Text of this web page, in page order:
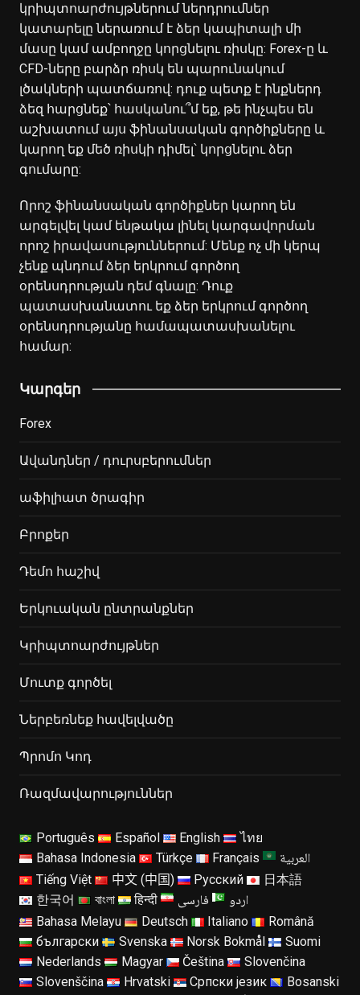
կրիպտոարժույթներում ներդրումներ
կատարելը ներառում է ձեր կապիտալի մի
մասը կամ ամբողջը կորցնելու ռիսկը: Forex-ը և
CFD-ները բարձր ռիսկ են պարունակում
լծակների պատճառով: դուք պետք է ինքներդ
ձեզ հարցնեք՝ հասկանու՞մ եք, թե ինչպես են
աշխատում այս ֆինանսական գործիքները և
կարող եք մեծ ռիսկի դիմել՝ կորցնելու ձեր
գումարը:
Որոշ ֆինանսական գործիքներ կարող են
արգելվել կամ ենթակա լինել կարգավորման
որոշ իրավասություններում: Մենք ոչ մի կերպ
չենք պնդում ձեր երկրում գործող
օրենսդրության դեմ գնալը: Դուք
պատասխանատու եք ձեր երկրում գործող
օրենսդրությանը համապատասխանելու
համար:
Կարգեր
Forex
Ավանդներ / դուրսբերումներ
աֆիլիատ ծրագիր
Բրոքեր
Դեմո հաշիվ
Երկուական ընտրանքներ
Կրիպտոարժույթներ
Մուտք գործել
Ներբեռնեք հավելվածը
Պրոմո Կոդ
Ռազմավարություններ
Português Español English
ไทย
Bahasa Indonesia
Türkçe Français العربية
Tiếng Việt 中文 (中国) Русский
日本語
한국어
বাংলা हिन्दी فارسی اردو
Bahasa Melayu Deutsch Italiano
Română
български
Svenska Norsk Bokmål
Suomi
Nederlands
Magyar Čeština
Slovenčina
Slovenščina
Hrvatski Српски језик
Bosanski